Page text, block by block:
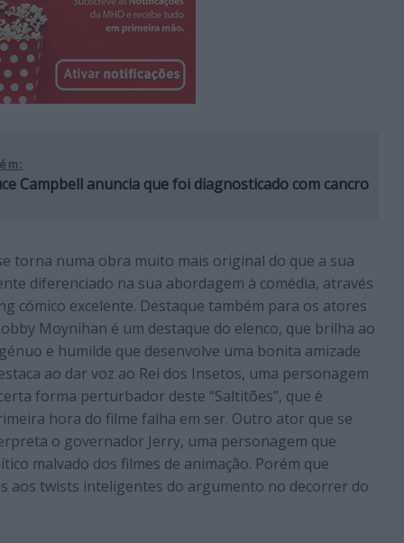
Campbell anuncia que foi diagnosticado com cancro
torna numa obra muito mais original do que a sua
diferenciado na sua abordagem à comédia, através
cómico excelente. Destaque também para os atores
Moynihan é um destaque do elenco, que brilha ao
e humilde que desenvolve uma bonita amizade
ao dar voz ao Rei dos Insetos, uma personagem
forma perturbador deste “Saltitões”, que é
hora do filme falha em ser. Outro ator que se
o governador Jerry, uma personagem que
malvado dos filmes de animação. Porém que
aos twists inteligentes do argumento no decorrer do